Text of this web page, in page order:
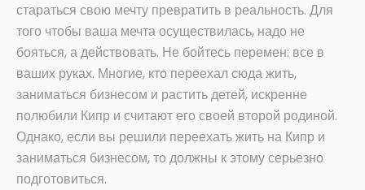
стараться свою мечту превратить в реальность. Для
того чтобы ваша мечта осуществилась, надо не
бояться, а действовать. Не бойтесь перемен: все в
ваших руках. Многие, кто переехал сюда жить,
заниматься бизнесом и растить детей, искренне
полюбили Кипр и считают его своей второй родиной.
Однако, если вы решили переехать жить на Кипр и
заниматься бизнесом, то должны к этому серьезно
подготовиться.